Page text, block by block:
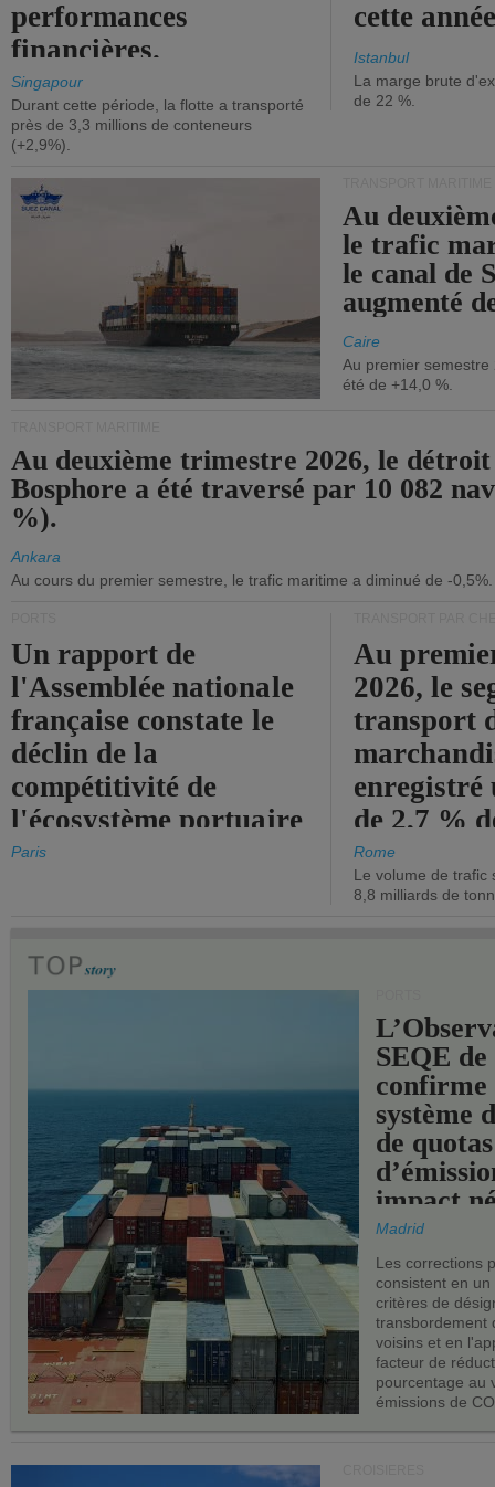
performances
financières.
Singapour
Durant cette période, la flotte a transporté
près de 3,3 millions de conteneurs
(+2,9%).
cette
Istanbul
La marge brute
de 22 %.
Au
le trafic
le canal de
augmenté
Caire
Au premier
été de +14,0 %.
Au deuxième trimestre 2026, le
Bosphore a été traversé par 10 082
%).
Ankara
Au cours du premier semestre, le trafic maritime a diminué de -0,5%.
Un rapport de
l'Assemblée nationale
française constate le
déclin de la
compétitivité de
l'écosystème portuaire
de l'État.
Paris
Au
2026, le
transport
enregistré
de 2,7 %
chiffre
Rome
Le volume de trafic
8,8 milliards de
SEQE de
confirme
système
de quotas
impact
les ports
Madrid
Les corrections
consistent en
critères de
transbordement
voisins et en
facteur de
pourcentage au
émissions de